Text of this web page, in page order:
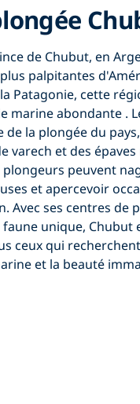
de Chubut, en
palpitantes
Patagonie, cette
marine abondante .
de la plongée du
varech et des épaves
plongeurs peuvent
et apercevoir
Avec ses centres de
unique, Chubut
ceux qui recherchent
et la beauté